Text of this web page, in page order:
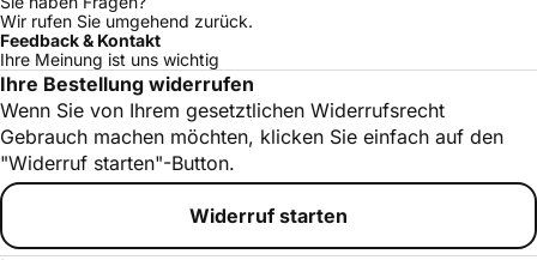
Wir rufen Sie umgehend zurück.
Feedback & Kontakt
Ihre Meinung ist uns wichtig
Ihre Bestellung widerrufen
Wenn Sie von Ihrem gesetztlichen Widerrufsrecht
Gebrauch machen möchten, klicken Sie einfach auf den
"Widerruf starten"-Button.
Widerruf starten